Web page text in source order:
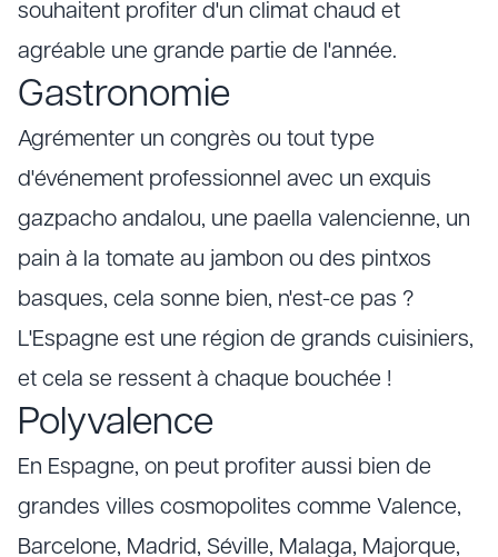
souhaitent profiter d'un climat chaud et
agréable une grande partie de l'année.
Gastronomie
Agrémenter un congrès ou tout type
d'événement professionnel avec un exquis
gazpacho andalou, une paella valencienne, un
pain à la tomate au jambon ou des pintxos
basques, cela sonne bien, n'est-ce pas ?
L'Espagne est une région de grands cuisiniers,
et cela se ressent à chaque bouchée !
Polyvalence
En Espagne, on peut profiter aussi bien de
grandes villes cosmopolites comme Valence,
Barcelone, Madrid, Séville, Malaga, Majorque,